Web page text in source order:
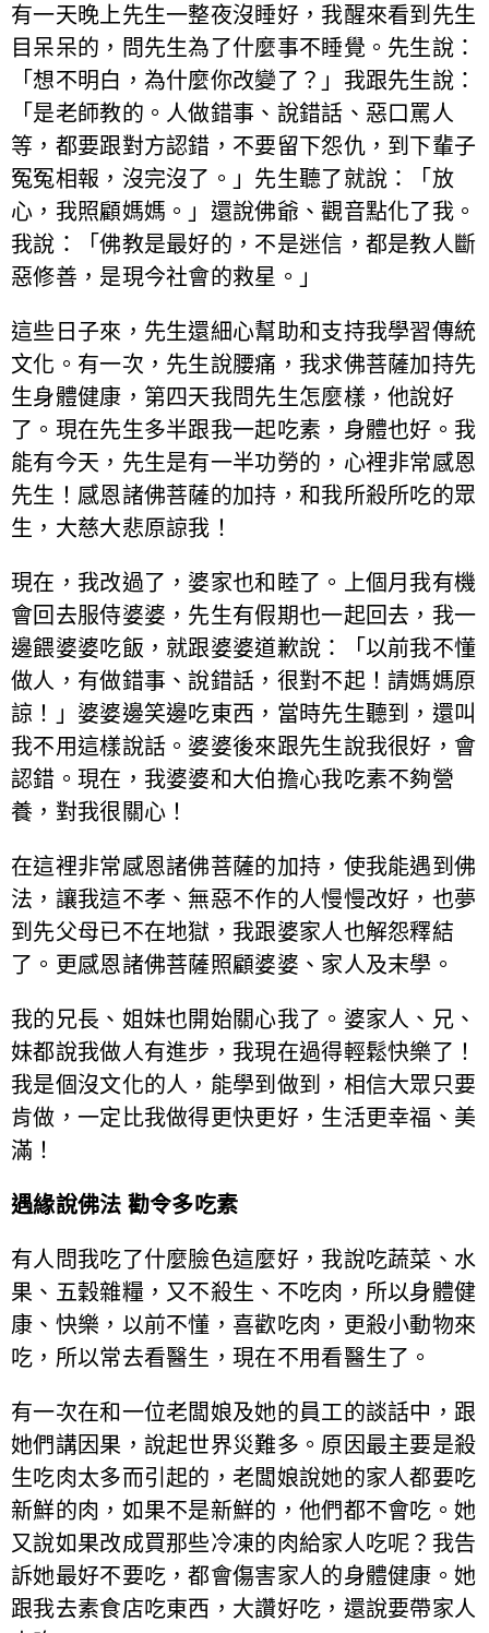
有一天晚上先生一整夜沒睡好，我醒來看到先生
目呆呆的，問先生為了什麼事不睡覺。先生說：
「想不明白，為什麼你改變了？」我跟先生說：
「是老師教的。人做錯事、說錯話、惡口罵人
等，都要跟對方認錯，不要留下怨仇，到下輩子
冤冤相報，沒完沒了。」先生聽了就說：「放
心，我照顧媽媽。」還說佛爺、觀音點化了我。
我說：「佛教是最好的，不是迷信，都是教人斷
惡修善，是現今社會的救星。」
這些日子來，先生還細心幫助和支持我學習傳統
文化。有一次，先生說腰痛，我求佛菩薩加持先
生身體健康，第四天我問先生怎麼樣，他說好
了。現在先生多半跟我一起吃素，身體也好。我
能有今天，先生是有一半功勞的，心裡非常感恩
先生！感恩諸佛菩薩的加持，和我所殺所吃的眾
生，大慈大悲原諒我！
現在，我改過了，婆家也和睦了。上個月我有機
會回去服侍婆婆，先生有假期也一起回去，我一
邊餵婆婆吃飯，就跟婆婆道歉說：「以前我不懂
做人，有做錯事、說錯話，很對不起！請媽媽原
諒！」婆婆邊笑邊吃東西，當時先生聽到，還叫
我不用這樣說話。婆婆後來跟先生說我很好，會
認錯。現在，我婆婆和大伯擔心我吃素不夠營
養，對我很關心！
在這裡非常感恩諸佛菩薩的加持，使我能遇到佛
法，讓我這不孝、無惡不作的人慢慢改好，也夢
到先父母已不在地獄，我跟婆家人也解怨釋結
了。更感恩諸佛菩薩照顧婆婆、家人及末學。
我的兄長、姐妹也開始關心我了。婆家人、兄、
妹都說我做人有進步，我現在過得輕鬆快樂了！
我是個沒文化的人，能學到做到，相信大眾只要
肯做，一定比我做得更快更好，生活更幸福、美
滿！
遇緣說佛法 勸令多吃素
有人問我吃了什麼臉色這麼好，我說吃蔬菜、水
果、五穀雜糧，又不殺生、不吃肉，所以身體健
康、快樂，以前不懂，喜歡吃肉，更殺小動物來
吃，所以常去看醫生，現在不用看醫生了。
有一次在和一位老闆娘及她的員工的談話中，跟
她們講因果，說起世界災難多。原因最主要是殺
生吃肉太多而引起的，老闆娘說她的家人都要吃
新鮮的肉，如果不是新鮮的，他們都不會吃。她
又說如果改成買那些冷凍的肉給家人吃呢？我告
訴她最好不要吃，都會傷害家人的身體健康。她
跟我去素食店吃東西，大讚好吃，還說要帶家人